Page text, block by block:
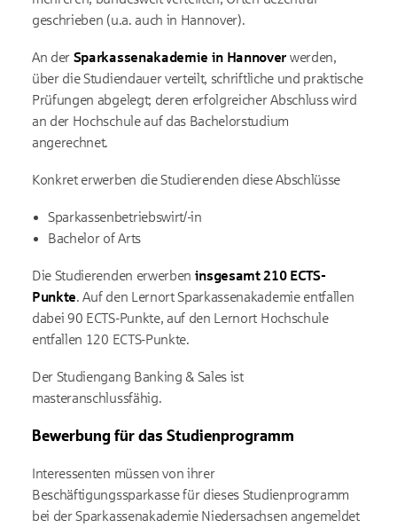
geschrieben (u.a. auch in Hannover).
An der Sparkassenakademie in Hannover werden,
über die Studiendauer verteilt, schriftliche und praktische
Prüfungen abgelegt; deren erfolgreicher Abschluss wird
an der Hochschule auf das Bachelorstudium
angerechnet.
Konkret erwerben die Studierenden diese Abschlüsse
Sparkassenbetriebswirt/-in
Bachelor of Arts
Die Studierenden erwerben insgesamt 210 ECTS-
Punkte. Auf den Lernort Sparkassenakademie entfallen
dabei 90 ECTS-Punkte, auf den Lernort Hochschule
entfallen 120 ECTS-Punkte.
Der Studiengang Banking & Sales ist
masteranschlussfähig.
Bewerbung für das Studienprogramm
Interessenten müssen von ihrer
Beschäftigungssparkasse für dieses Studienprogramm
bei der Sparkassenakademie Niedersachsen angemeldet